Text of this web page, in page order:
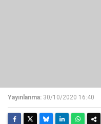
Yayınlanma: 30/10/2020 16:40